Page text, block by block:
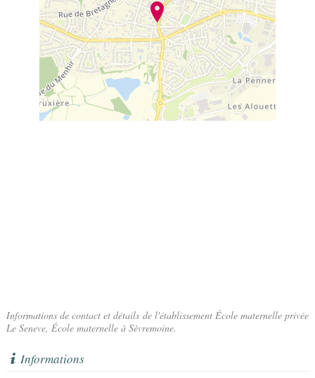
Informations de contact et détails de l'établissement École maternelle privée
Le Seneve, École maternelle à Sèvremoine.
Informations